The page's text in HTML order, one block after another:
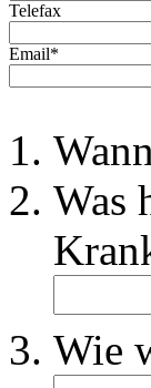
Telefax
Email*
Was
Wie